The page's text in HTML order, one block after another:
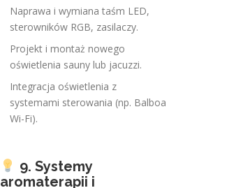
Naprawa i wymiana taśm LED,
sterowników RGB, zasilaczy.
Projekt i montaż nowego
oświetlenia sauny lub jacuzzi.
Integracja oświetlenia z
systemami sterowania (np. Balboa
Wi-Fi).
9. Systemy
aromaterapii i